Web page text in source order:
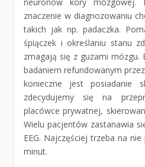
neuronów kory mózgowej.
znaczenie w diagnozowaniu
takich jak np. padaczka.
śpiączek i określaniu stanu
zmagają się z guzami mózgu.
badaniem refundowanym
konieczne jest posiadanie
zdecydujemy się na
placówce prywatnej,
Wielu pacjentów zastanawia
EEG. Najczęściej trzeba na
minut.